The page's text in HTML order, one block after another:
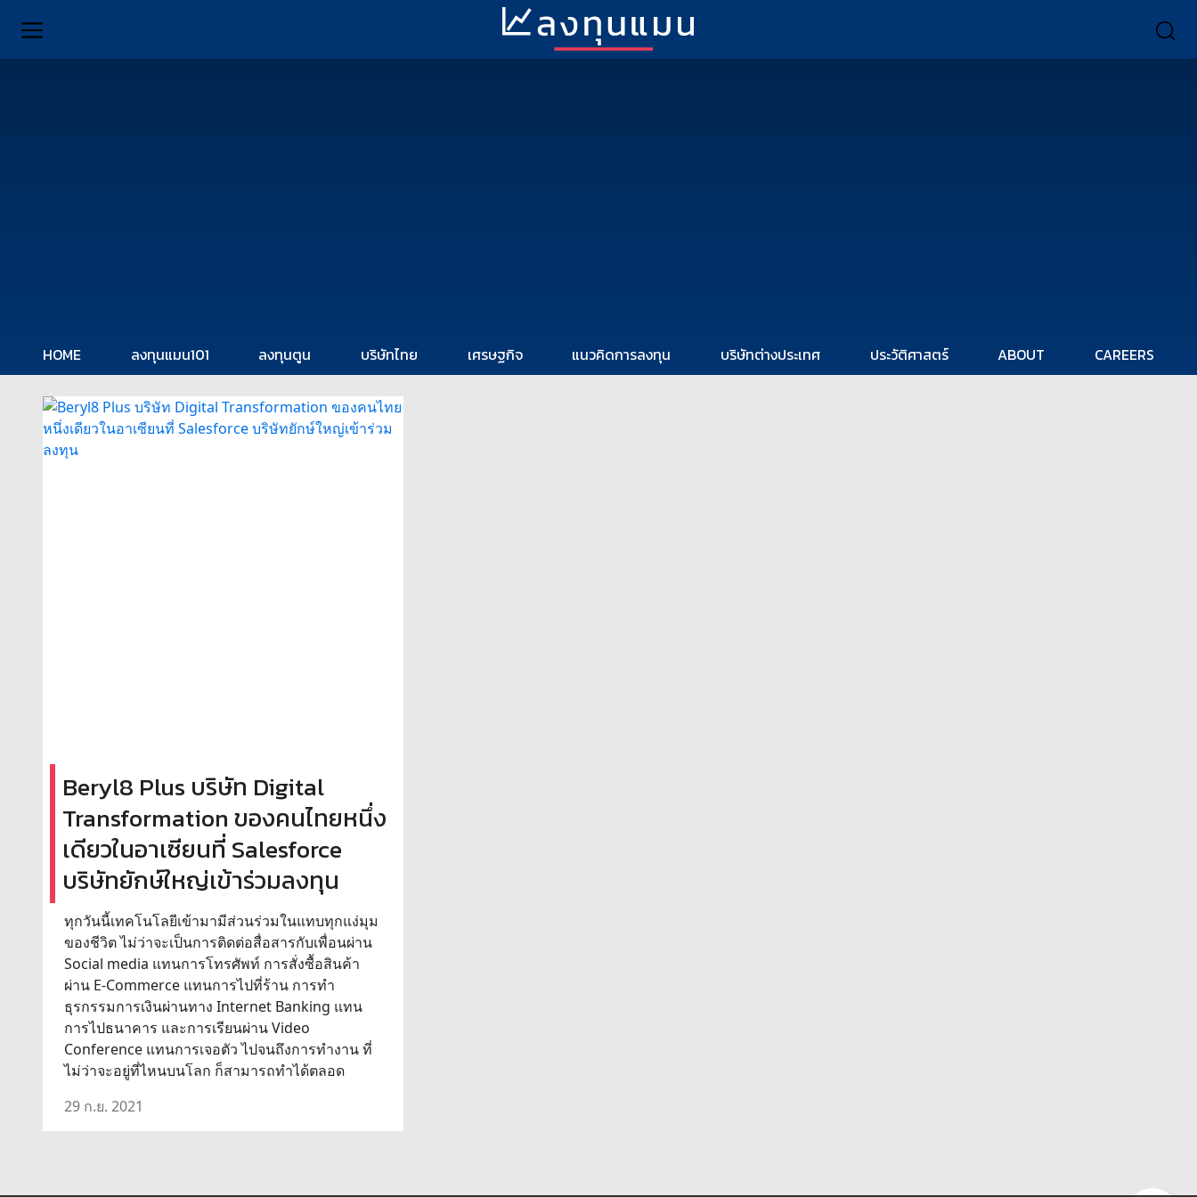
HOME ลงทุนแมน101 ลงทุนตูน บริษัทไทย เศรษฐกิจ แนวคิดการลงทุน บริษัทต่างประเทศ ประวัติศาสตร์ ABOUT CAREERS
Beryl8 Plus บริษัท Digital
Transformation ของคนไทยหนึ่ง
เดียวในอาเซียนที่ Salesforce
บริษัทยักษ์ใหญ่เข้าร่วมลงทุน
ทุกวันนี้เทคโนโลยีเข้ามามีส่วนร่วมในแทบทุกแง่มุม
ของชีวิต ไม่ว่าจะเป็นการติดต่อสื่อสารกับเพื่อนผ่าน
Social media แทนการโทรศัพท์ การสั่งซื้อสินค้า
ผ่าน E-Commerce แทนการไปที่ร้าน การทำ
ธุรกรรมการเงินผ่านทาง Internet Banking แทน
การไปธนาคาร และการเรียนผ่าน Video
Conference แทนการเจอตัว ไปจนถึงการทำงาน ที่
ไม่ว่าจะอยู่ที่ไหนบนโลก ก็สามารถทำได้ตลอด
29 ก.ย. 2021